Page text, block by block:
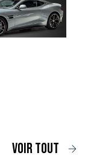
voir tout